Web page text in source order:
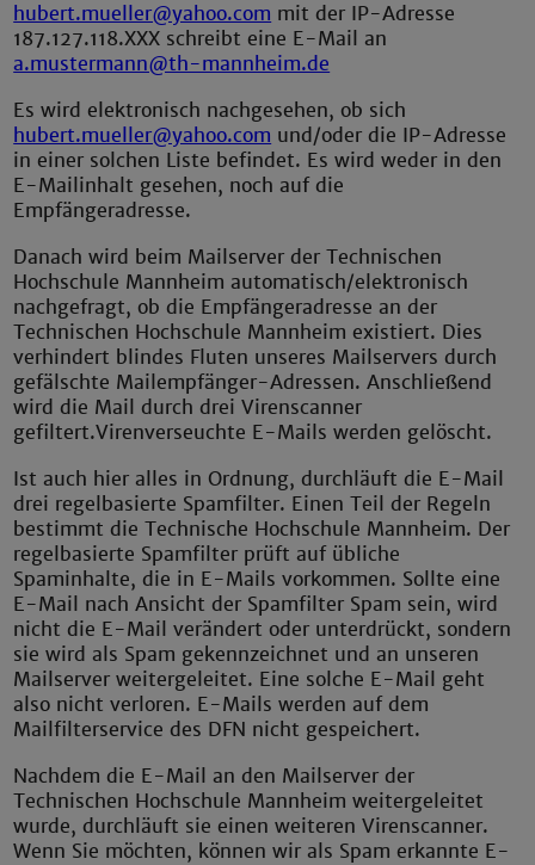
hubert.mueller@yahoo.com mit der IP-Adresse
187.127.118.XXX schreibt eine E-Mail an
a.mustermann@th-mannheim.de
Es wird elektronisch nachgesehen, ob sich
hubert.mueller@yahoo.com und/oder die IP-Adresse
in einer solchen Liste befindet. Es wird weder in den
E-Mailinhalt gesehen, noch auf die
Empfängeradresse.
Danach wird beim Mailserver der Technischen
Hochschule Mannheim automatisch/elektronisch
nachgefragt, ob die Empfängeradresse an der
Technischen Hochschule Mannheim existiert. Dies
verhindert blindes Fluten unseres Mailservers durch
gefälschte Mailempfänger-Adressen. Anschließend
wird die Mail durch drei Virenscanner
gefiltert.Virenverseuchte E-Mails werden gelöscht.
Ist auch hier alles in Ordnung, durchläuft die E-Mail
drei regelbasierte Spamfilter. Einen Teil der Regeln
bestimmt die Technische Hochschule Mannheim. Der
regelbasierte Spamfilter prüft auf übliche
Spaminhalte, die in E-Mails vorkommen. Sollte eine
E-Mail nach Ansicht der Spamfilter Spam sein, wird
nicht die E-Mail verändert oder unterdrückt, sondern
sie wird als Spam gekennzeichnet und an unseren
Mailserver weitergeleitet. Eine solche E-Mail geht
also nicht verloren. E-Mails werden auf dem
Mailfilterservice des DFN nicht gespeichert.
Nachdem die E-Mail an den Mailserver der
Technischen Hochschule Mannheim weitergeleitet
wurde, durchläuft sie einen weiteren Virenscanner.
Wenn Sie möchten, können wir als Spam erkannte E-